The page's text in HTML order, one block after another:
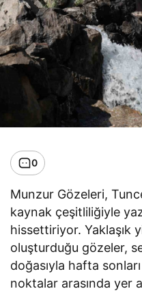
0
Munzur Gözeleri,
kaynak çeşitliliğiyle
hissettiriyor. Yaklaşık
oluşturduğu gözeler,
doğasıyla hafta
noktalar arasında yer